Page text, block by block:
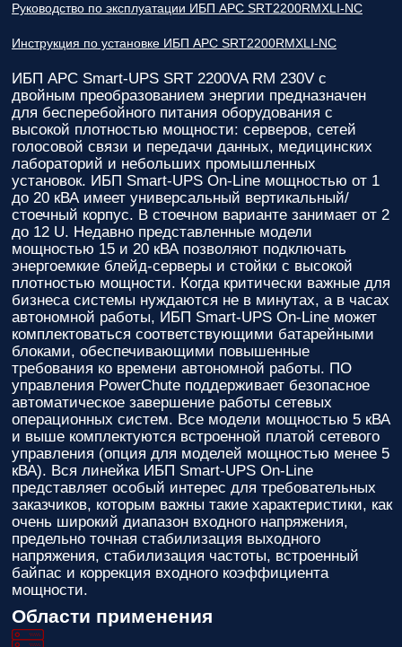
Руководство по эксплуатации ИБП APC SRT2200RMXLI-NC
Инструкция по установке ИБП APC SRT2200RMXLI-NC
ИБП APC Smart-UPS SRT 2200VA RM 230V с
двойным преобразованием энергии предназначен
для бесперебойного питания оборудования с
высокой плотностью мощности: серверов, сетей
голосовой связи и передачи данных, медицинских
лабораторий и небольших промышленных
установок. ИБП Smart-UPS On-Line мощностью от 1
до 20 кВА имеет универсальный вертикальный/
стоечный корпус. В стоечном варианте занимает от 2
до 12 U. Недавно представленные модели
мощностью 15 и 20 кВА позволяют подключать
энергоемкие блейд-серверы и стойки с высокой
плотностью мощности. Когда критически важные для
бизнеса системы нуждаются не в минутах, а в часах
автономной работы, ИБП Smart-UPS On-Line может
комплектоваться соответствующими батарейными
блоками, обеспечивающими повышенные
требования ко времени автономной работы. ПО
управления PowerChute поддерживает безопасное
автоматическое завершение работы сетевых
операционных систем. Все модели мощностью 5 кВА
и выше комплектуются встроенной платой сетевого
управления (опция для моделей мощностью менее 5
кВА). Вся линейка ИБП Smart-UPS On-Line
представляет особый интерес для требовательных
заказчиков, которым важны такие характеристики, как
очень широкий диапазон входного напряжения,
предельно точная стабилизация выходного
напряжения, стабилизация частоты, встроенный
байпас и коррекция входного коэффициента
мощности.
Области применения